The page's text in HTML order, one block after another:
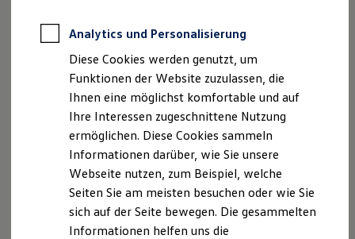
ProfiPartner für Gebrauchtwagen
Finanzierung
Für Privatkunden
Für Gewerbekunden
Leasing
Für Privatkunden
Für Gewerbekunden
Versicherungen & Garantien
Garantien
Kfz-Versicherung für Nutzfahrzeuge
Restschuldversicherung
Wartungsverträge
Besitzer & Service
Reparatur & Service
Anhängerrangierassistent „Trailer Assist“
Kann auf Wunsch die Steuerung eines Anhängergespanns
beim Rangieren in Querparklücken sowie beim präzisen,
geradlinigen Rückwärtsfahren vereinfachen 1 . Zunächst
wird ein Sollknickwinkel am Spiegeleinstellknopf
vorgegeben. Danach muss der Fahrer nur noch Gas geben
und bremsen.
Ausweichunterstützung mit Abbiegeassistent 1
Analytics und Personalisierung
Diese Cookies werden genutzt, um
Funktionen der Website zuzulassen, die
Ihnen eine möglichst komfortable und auf
Ihre Interessen zugeschnittene Nutzung
ermöglichen. Diese Cookies sammeln
Informationen darüber, wie Sie unsere
Webseite nutzen, zum Beispiel, welche
Seiten Sie am meisten besuchen oder wie Sie
sich auf der Seite bewegen. Die gesammelten
Informationen helfen uns die